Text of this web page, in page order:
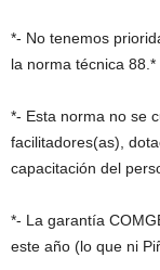
*- No tenemos
la norma técnica 88.*
*- Esta norma no se
facilitadores(as),
capacitación del
*- La garantía
este año (lo que ni